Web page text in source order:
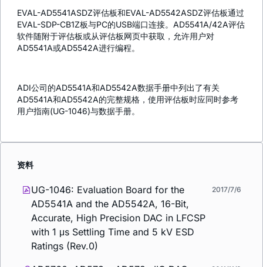
EVAL-AD5541ASDZ评估板和EVAL-AD5542ASDZ评估板通过
EVAL-SDP-CB1Z板与PC的USB端口连接。AD5541A/42A评估
软件随附于评估板或从评估板网页中获取，允许用户对
AD5541A或AD5542A进行编程。
ADI公司的AD5541A和AD5542A数据手册中列出了有关
AD5541A和AD5542A的完整规格，使用评估板时应同时参考
用户指南(UG-1046)与数据手册。
资料
UG-1046: Evaluation Board for the
AD5541A and the AD5542A, 16-Bit,
Accurate, High Precision DAC in LFCSP
with 1 μs Settling Time and 5 kV ESD
Ratings (Rev.0)
2017/7/6